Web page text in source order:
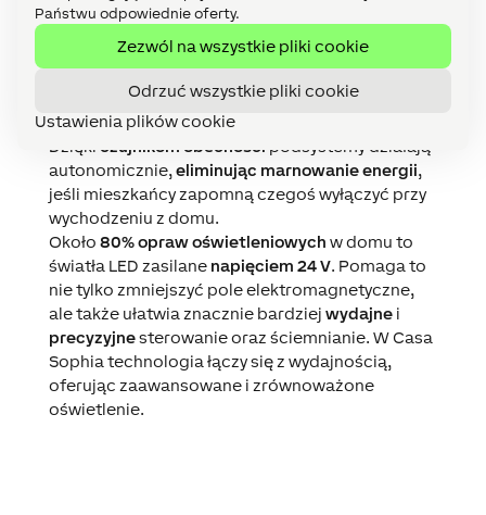
Państwu odpowiednie oferty.
Zezwól na wszystkie pliki cookie
Odrzuć wszystkie pliki cookie
Ustawienia plików cookie
niezliczone funkcje niezbędne w codziennym
życiu. Jednak dwie z jego najważniejszych
przyczyniają się dokontroli zużycia energii
precyzyjna kontrola oświetlenia i klimatyzacji.
Dzięki czujnikom obecności podsystemy działają
autonomicznie,eliminując marnowanie energii,
jeśli mieszkańcy zapomną czegoś wyłączyć przy
wychodzeniu z domu.
Około 80% opraw oświetleniowych w domu to
światła LED zasilane napięciem 24 V. Pomaga to
nie tylko zmniejszyć pole elektromagnetyczne,
ale także ułatwia znacznie bardziej wydajnei
precyzyjnesterowanie oraz ściemnianie. W Casa
Sophia technologia łączy się z wydajnością,
oferując zaawansowane i zrównoważone
oświetlenie.